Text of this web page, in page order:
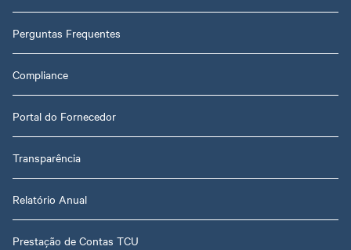
Perguntas Frequentes
Compliance
Portal do Fornecedor
Transparência
Relatório Anual
Prestação de Contas TCU